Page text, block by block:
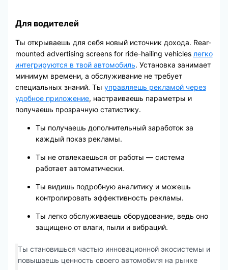
Для водителей
Ты открываешь для себя новый источник дохода. Rear-
mounted advertising screens for ride-hailing vehicles легко
интегрируются в твой автомобиль. Установка занимает
минимум времени, а обслуживание не требует
специальных знаний. Ты управляешь рекламой через
удобное приложение, настраиваешь параметры и
получаешь прозрачную статистику.
Ты получаешь дополнительный заработок за
каждый показ рекламы.
Ты не отвлекаешься от работы — система
работает автоматически.
Ты видишь подробную аналитику и можешь
контролировать эффективность рекламы.
Ты легко обслуживаешь оборудование, ведь оно
защищено от влаги, пыли и вибраций.
Ты становишься частью инновационной экосистемы и
повышаешь ценность своего автомобиля на рынке